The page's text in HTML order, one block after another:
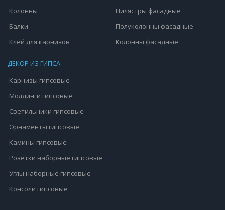
Колонны
Балки
Клей для карнизов
Пилястры фасадные
Полуколонны фасадные
Колонны фасадные
ДЕКОР ИЗ ГИПСА
Карнизы гипсовые
Молдинги гипсовые
Светильники гипсовые
Орнаменты гипсовые
Камины гипсовые
Розетки наборные гипсовые
Углы наборные гипсовые
Консоли гипсовые